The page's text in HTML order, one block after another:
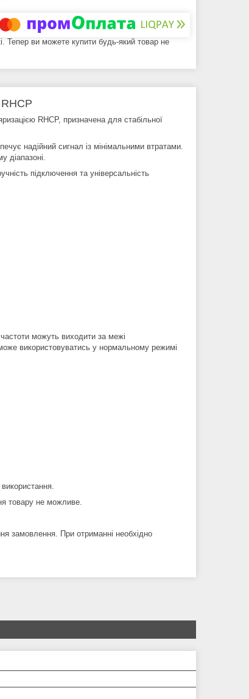
Тепер ви можете купити будь-який товар не
RHCP, призначена для стабільної
надійний сигнал із мінімальними втратами.
діапазоні.
підключення та універсальність
можуть виходити за межі
використовуватись у нормальному режимі
товару не можливе.
замовлення. При отриманні необхідно